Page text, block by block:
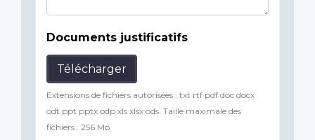
Documents justificatifs
Télécharger
Extensions de fichiers autorisées : txt rtf pdf doc docx
odt ppt pptx odp xls xlsx ods. Taille maximale des
fichiers : 256 Mo.